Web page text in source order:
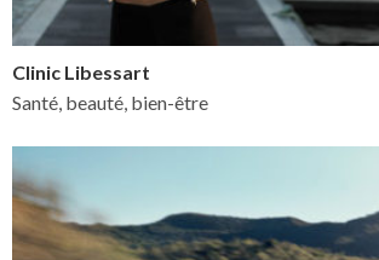
Clinic Libessart
Santé, beauté, bien-être